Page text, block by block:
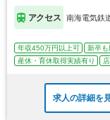
アクセス 南海電気鉄
年収450万円以上可 新卒も
産休・育休取得実績有り
求人の詳細を